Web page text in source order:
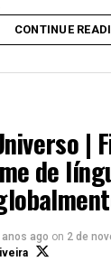
os olhos
de Pinóquio
Com
de stop
dos melhores
hoje. Seja
ou
de
fotografia
por
e que se
de Melhor
expande o
uma nova e
possíveis
nossas redes
novidades:
Instagram|
sim!
de
não é
está
CONTINUE
|
de
anos ago on 2 de